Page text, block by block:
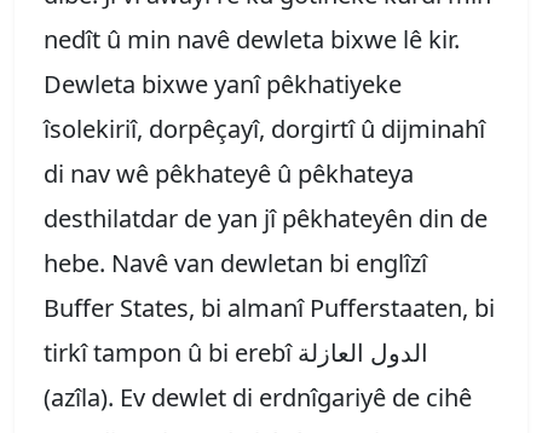
nedît û min navê dewleta bixwe lê kir.
Dewleta bixwe yanî pêkhatiyeke
îsolekiriî, dorpêçayî, dorgirtî û dijminahî
di nav wê pêkhateyê û pêkhateya
desthilatdar de yan jî pêkhateyên din de
hebe. Navê van dewletan bi englîzî
Buffer States, bi almanî Pufferstaaten, bi
tirkî tampon û bi erebî الدول العازلة
(azîla). Ev dewlet di erdnîgariyê de cihê